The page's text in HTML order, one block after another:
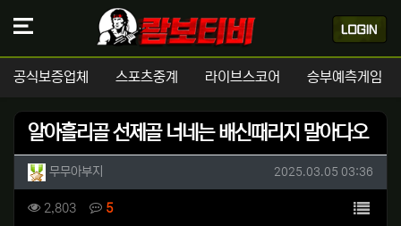
공식보증업체 스포츠중계 라이브스코어 승부예측게임
알아흘리골 선제골 너네는 배신때리지 말아다오
작성자 정보
무무아부지 작성일
2025.03.05 03:36
컨텐츠 정보
2,803조회 5댓글 목록